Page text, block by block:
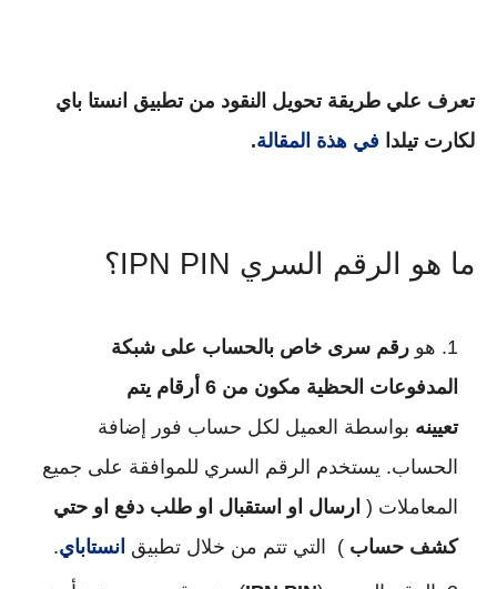
تعرف علي طريقة تحويل النقود من تطبيق انستا باي
لكارت تيلدا في هذة المقالة.
ما هو الرقم السري IPN PIN؟
هو رقم سرى خاص بالحساب على شبكة
المدفوعات الحظية مكون من 6 أرقام يتم
تعيينه بواسطة العميل لكل حساب فور إضافة
الحساب. يستخدم الرقم السري للموافقة على جميع
المعاملات ( ارسال او استقبال او طلب دفع او حتي
كشف حساب ) التي تتم من خلال تطبيق انستاباي.